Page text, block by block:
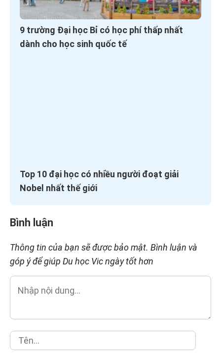
9 trường Đại học Bỉ có học phí thấp nhất
dành cho học sinh quốc tế
Top 10 đại học có nhiều người đoạt giải
Nobel nhất thế giới
Bình luận
Thông tin của bạn sẽ được bảo mật. Bình luận và
góp ý để giúp Du học Vic ngày tốt hơn